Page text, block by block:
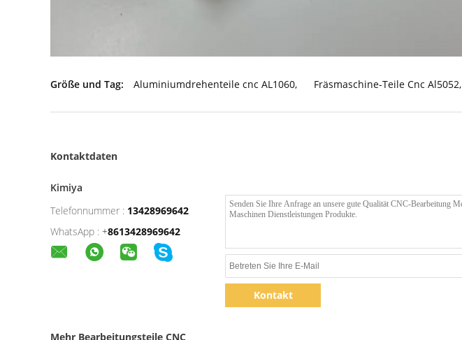
Größe und Tag: Aluminiumdrehenteile cnc AL1060, Fräsmaschine-Teile Cnc Al5052,
Kontaktdaten
Kimiya
Telefonnummer : 13428969642
WhatsApp : +8613428969642
Kontakt
Mehr Bearbeitungsteile CNC